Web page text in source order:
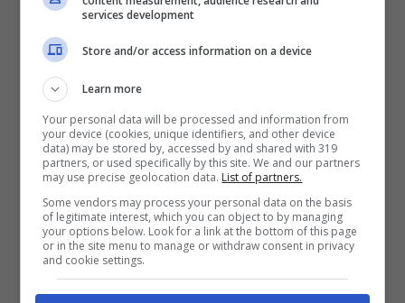
130324. L’allerta è partita dal
Salute
, che ha invitato i consumatori a non
utilizzare il prodotto e a riportarlo al punto
vendita per ottenere il rimborso senza costi
aggiuntivi.
services development
Store and/or access information on a device
Learn more
Your personal data will be processed and information from
your device (cookies, unique identifiers, and other device
data) may be stored by, accessed by and shared with 319
partners, or used specifically by this site. We and our partners
may use precise geolocation data. List of partners.
Some vendors may process your personal data on the basis
of legitimate interest, which you can object to by managing
your options below. Look for a link at the bottom of this page
or in the site menu to manage or withdraw consent in privacy
and cookie settings.